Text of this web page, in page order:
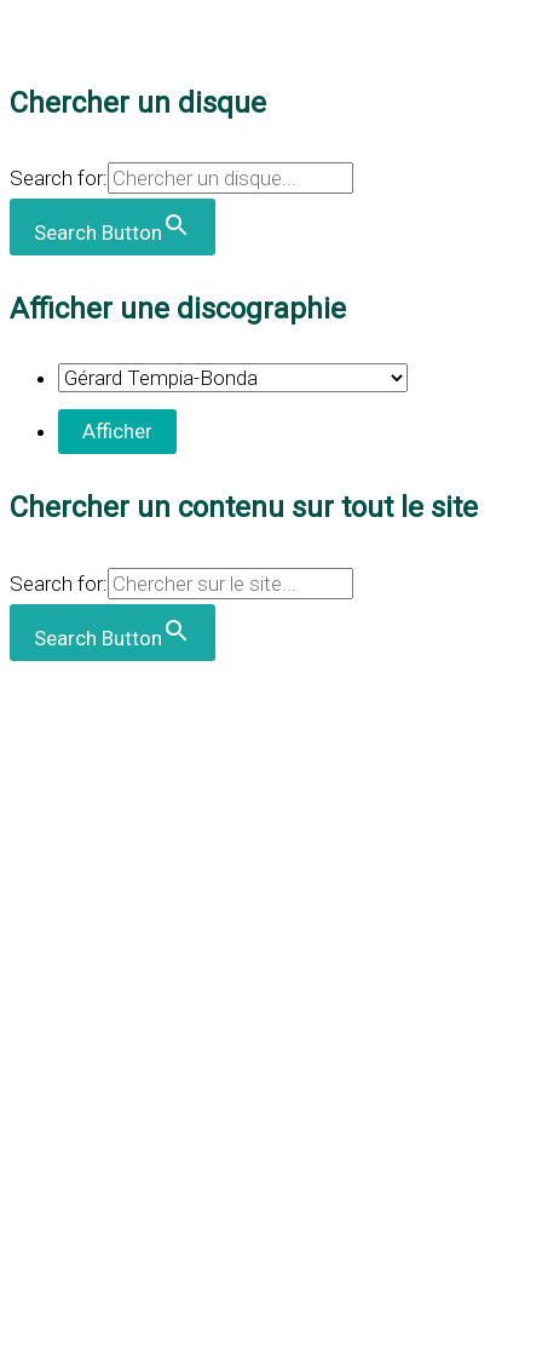
Chercher un disque
Search for:
Search Button
Afficher une discographie
Chercher un contenu sur tout le site
Search for:
Search Button